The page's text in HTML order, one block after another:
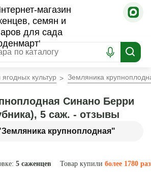
культур Земляника
крупноплодная"
Синано Берри
5 саж. - отзывы
5 саженцев Товар купили более 1780 раз